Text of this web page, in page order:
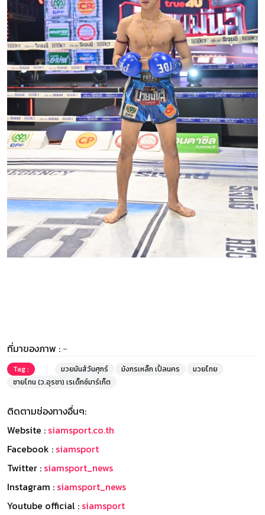
ที่มาของภาพ : -
Tag : มวยมันส์วันศุกร์ มังกรเหล็ก เปิ้ลนคร
มวยไทย
ชายโทน (ว.อุรชา) เรเด็กซ์มาร์เก็ต
ติดตามช่องทางอื่นๆ:
Website : siamsport.co.th
Facebook : siamsport
Twitter : siamsport_news
Instagram : siamsport_news
Youtube official : siamsport